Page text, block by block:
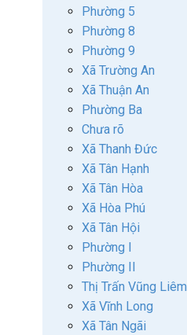
Phường 5
Phường 8
Phường 9
Xã Trường An
Xã Thuận An
Phường Ba
Chưa rõ
Xã Thanh Đức
Xã Tân Hạnh
Xã Tân Hòa
Xã Hòa Phú
Xã Tân Hội
Phường I
Phường II
Thị Trấn Vũng Liêm
Xã Vĩnh Long
Xã Tân Ngãi